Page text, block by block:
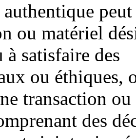
ou matériel
à satisfaire des
ou éthiques,
transaction
des